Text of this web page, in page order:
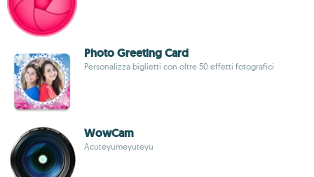
Photo Greeting Card
Personalizza biglietti con oltre 50 effetti fotografici
WowCam
Acuteyumeyuteyu